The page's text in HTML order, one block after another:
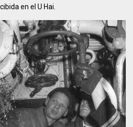
en el U Hai.